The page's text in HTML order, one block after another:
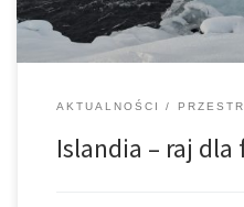
AKTUALNOŚCI
Islandia – raj